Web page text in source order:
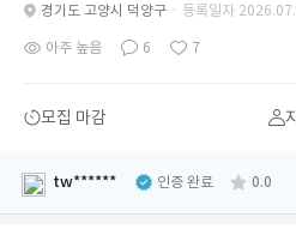
경기도 고양시 덕양구 · 등록일자
아주 높음 6 7
모집 마감
tw****** 인증 완료 0.0